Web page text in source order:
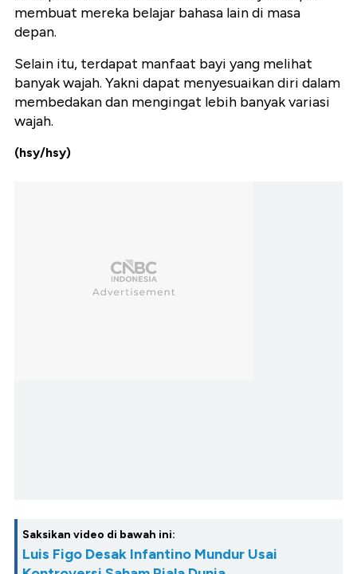
membuat mereka belajar bahasa lain di masa
depan.
Selain itu, terdapat manfaat bayi yang melihat
banyak wajah. Yakni dapat menyesuaikan diri dalam
membedakan dan mengingat lebih banyak variasi
wajah.
(hsy/hsy)
Saksikan video di bawah ini:
Luis Figo Desak Infantino Mundur Usai